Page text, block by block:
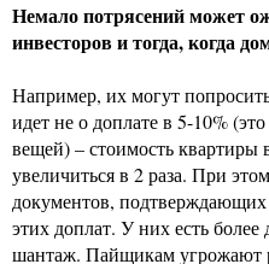
Немало потрясений может
инвесторов и тогда, когда
Например, их могут
идет не о доплате в 5-10%
вещей) – стоимость
увеличиться в 2 раза. При
документов, подтверждающих
этих доплат. У них есть более
шантаж. Пайщикам угрожают